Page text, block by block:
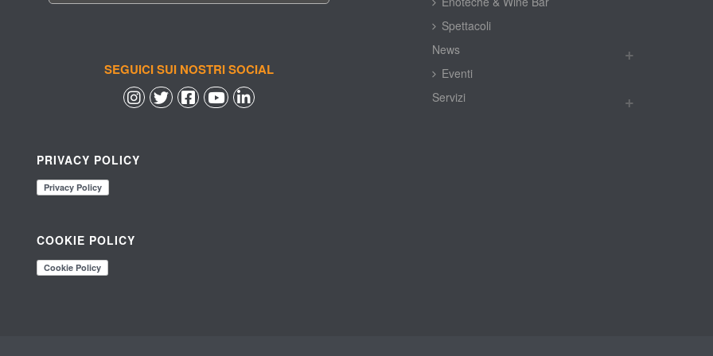
SEGUICI SUI NOSTRI SOCIAL
PRIVACY POLICY
COOKIE POLICY
Spettacoli
New
Eventi
Servizi